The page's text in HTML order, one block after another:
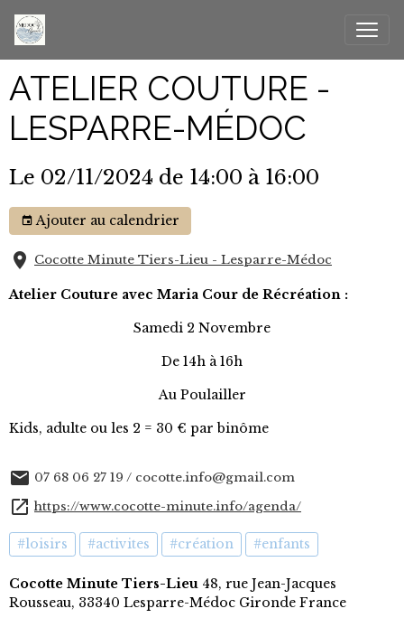
ATELIER COUTURE -
LESPARRE-MÉDOC
Le 02/11/2024 de 14:00 à 16:00
Ajouter au calendrier
Cocotte Minute Tiers-Lieu - Lesparre-Médoc
Atelier Couture avec Maria Cour de Récréation :
Samedi 2 Novembre
De 14h à 16h
Au Poulailler
Kids, adulte ou les 2 = 30 € par binôme
07 68 06 27 19 / cocotte.info@gmail.com
https://www.cocotte-minute.info/agenda/
#loisirs #activites #création #enfants
Cocotte Minute Tiers-Lieu 48, rue Jean-Jacques
Rousseau, 33340 Lesparre-Médoc Gironde France